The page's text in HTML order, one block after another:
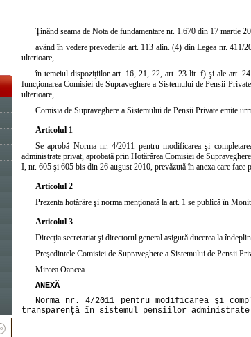
Ţinând seama de Nota de fundamentare nr. 1.670 din 17 martie
având în vedere prevederile art. 113 alin. (4) din Legea nr. 411/
ulterioare,
în temeiul dispoziţiilor art. 16, 21, 22, art. 23 lit. f) şi ale art.
funcţionarea Comisiei de Supraveghere a Sistemului de Pensii
ulterioare,
Comisia de Supraveghere a Sistemului de Pensii Private emite
Articolul 1
Se aprobă Norma nr. 4/2011 pentru modificarea şi
administrate privat, aprobată prinHotărârea Comisiei de
I, nr. 605 şi 605 bis din 26 august 2010, prevăzută în anexa care face
Articolul 2
Prezenta hotărâre şi norma menţionată la art. 1 se publică în
Articolul 3
Direcţia secretariat şi directorul general asigură ducerea la
Preşedintele Comisiei de Supraveghere a Sistemului de Pensii
Mircea Oancea
ANEXĂ
Norma nr. 4/2011 pentru modificarea şi
transparenţă în sistemul pensiilor